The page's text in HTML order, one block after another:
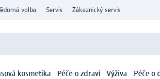
volba Servis Zákaznický servis
kosmetika Péče o zdraví Výživa Péče o